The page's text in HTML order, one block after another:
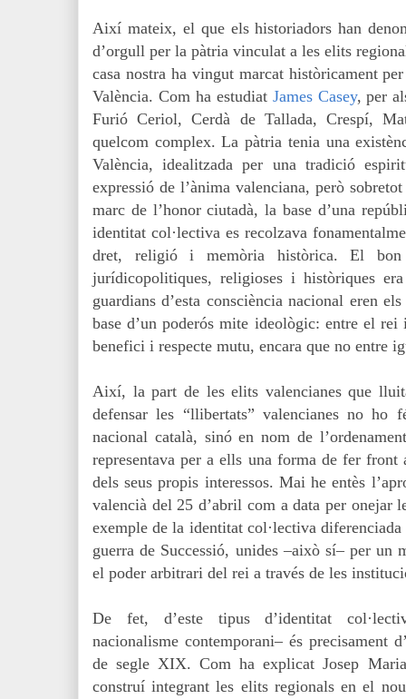
Així mateix, el que els historiadors han
d’orgull per la pàtria vinculat a les elits
casa nostra ha vingut marcat històricament
València. Com ha estudiat James Casey, per
Furió Ceriol, Cerdà de Tallada, Crespí,
quelcom complex. La pàtria tenia una
València, idealitzada per una tradició
expressió de l’ànima valenciana, però
marc de l’honor ciutadà, la base d’una
identitat col·lectiva es recolzava
dret, religió i memòria històrica. El bon
jurídicopolitiques, religioses i històriques
guardians d’esta consciència nacional eren
base d’un poderós mite ideològic: entre el
benefici i respecte mutu, encara que no entre
Així, la part de les elits valencianes que
defensar les “llibertats” valencianes no ho
nacional català, sinó en nom de
representava per a ells una forma de fer front
dels seus propis interessos. Mai he entès
valencià del 25 d’abril com a data per onejar
exemple de la identitat col·lectiva
guerra de Successió, unides –això sí–per un
el poder arbitrari del rei a través de les
De fet, d’este tipus d’identitat
nacionalisme contemporani– és precisament
de segle XIX. Com ha explicat Josep
construí integrant les elits regionals en el